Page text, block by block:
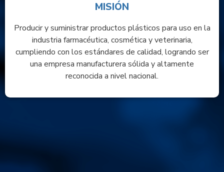
MISIÓN
Producir y suministrar productos plásticos para uso en la
industria farmacéutica, cosmética y veterinaria,
cumpliendo con los estándares de calidad, logrando ser
una empresa manufacturera sólida y altamente
reconocida a nivel nacional.